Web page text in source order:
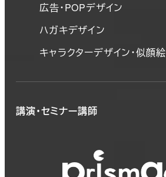
広告・POPデザイン
ハガキデザイン
キャラクターデザイン・似顔絵
講演・セミナー講師